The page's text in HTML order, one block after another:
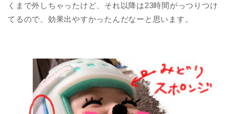
くまで外しちゃったけど、それ以降は23時間がっつりつけ
てるので、効果出やすかったんだなーと思います。